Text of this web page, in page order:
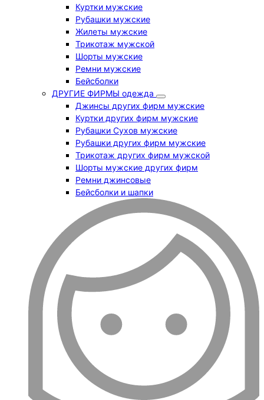
Куртки мужские
Рубашки мужские
Жилеты мужские
Трикотаж мужской
Шорты мужские
Ремни мужские
Бейсболки
ДРУГИЕ ФИРМЫ одежда
Джинсы других фирм мужские
Куртки других фирм мужские
Рубашки Сухов мужские
Рубашки других фирм мужские
Трикотаж других фирм мужской
Шорты мужские других фирм
Ремни джинсовые
Бейсболки и шапки